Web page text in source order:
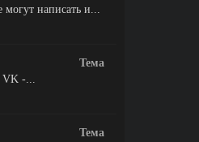
написать и...
Тема
VK -...
Тема